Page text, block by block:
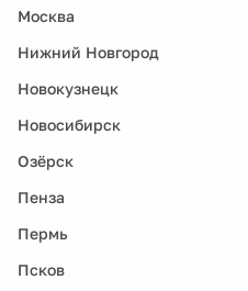
Москва
Нижний Новгород
Новокузнецк
Новосибирск
Озёрск
Пенза
Пермь
Псков